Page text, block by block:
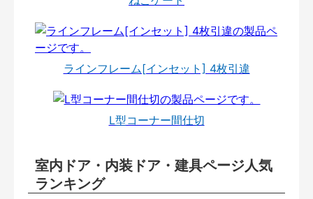
ラインフレーム[インセット] 4枚引違
L型コーナー間仕切
室内ドア・内装ドア・建具ページ人気
ランキング